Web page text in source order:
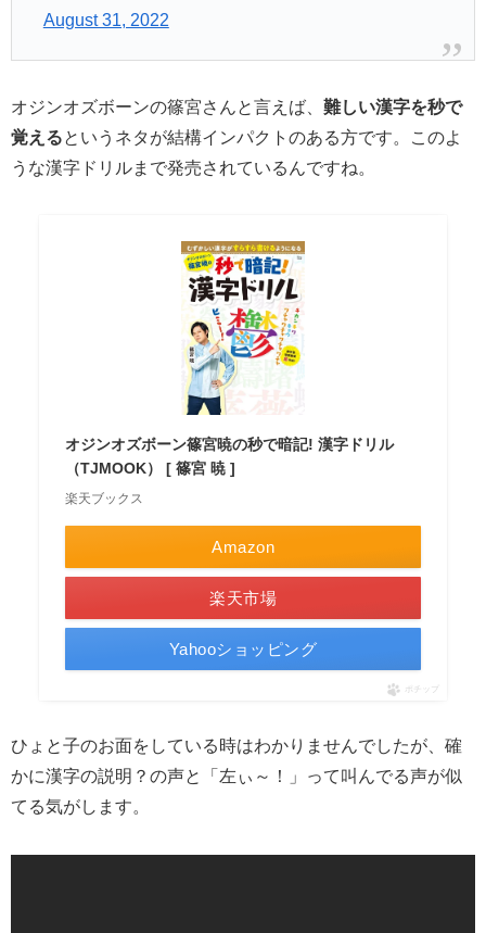
August 31, 2022
オジンオズボーンの篠宮さんと言えば、 難しい漢字を秒で
覚えるというネタが結構インパクトのある方です。このよ
うな漢字ドリルまで発売されているんですね。
オジンオズボーン篠宮暁の秒で暗記! 漢字ドリル
（TJMOOK） [ 篠宮 暁 ]
楽天ブックス
Amazon
楽天市場
Yahooショッピング
ポチップ
ひょと子のお面をしている時はわかりませんでしたが、確
かに漢字の説明？の声と「左ぃ～！」って叫んでる声が似
てる気がします。